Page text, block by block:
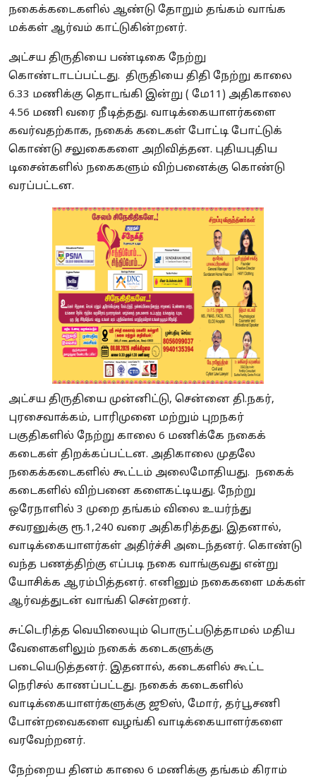
நகைக்கடைகளில் ஆண்டு தோறும் தங்கம் வாங்க
மக்கள் ஆர்வம் காட்டுகின்றனர்.
அட்சய திருதியை பண்டிகை நேற்று
கொண்டாடப்பட்டது. திருதியை திதி நேற்று காலை
6.33 மணிக்கு தொடங்கி இன்று ( மே11) அதிகாலை
4.56 மணி வரை நீடித்தது. வாடிக்கையாளர்களை
கவர்வதற்காக, நகைக் கடைகள் போட்டி போட்டுக்
கொண்டு சலுகைகளை அறிவித்தன. புதியபுதிய
டிசைன்களில் நகைகளும் விற்பனைக்கு கொண்டு
வரப்பட்டன.
அட்சய திருதியை முன்னிட்டு, சென்னை தி.நகர்,
புரசைவாக்கம், பாரிமுனை மற்றும் புறநகர்
பகுதிகளில் நேற்று காலை 6 மணிக்கே நகைக்
கடைகள் திறக்கப்பட்டன. அதிகாலை முதலே
நகைக்கடைகளில் கூட்டம் அலைமோதியது. நகைக்
கடைகளில் விற்பனை களைகட்டியது. நேற்று
ஒரேநாளில் 3 முறை தங்கம் விலை உயர்ந்து
சவரனுக்கு ரூ.1,240 வரை அதிகரித்தது. இதனால்,
வாடிக்கையாளர்கள் அதிர்ச்சி அடைந்தனர். கொண்டு
வந்த பணத்திற்கு எப்படி நகை வாங்குவது என்று
யோசிக்க ஆரம்பித்தனர். எனினும் நகைகளை மக்கள்
ஆர்வத்துடன் வாங்கி சென்றனர்.
சுட்டெரித்த வெயிலையும் பொருட்படுத்தாமல் மதிய
வேளைகளிலும் நகைக் கடைகளுக்கு
படையெடுத்தனர். இதனால், கடைகளில் கூட்ட
நெரிசல் காணப்பட்டது. நகைக் கடைகளில்
வாடிக்கையாளர்களுக்கு ஜூஸ், மோர், தர்பூசணி
போன்றவைகளை வழங்கி வாடிக்கையாளர்களை
வரவேற்றனர்.
நேற்றைய தினம் காலை 6 மணிக்கு தங்கம் கிராம்